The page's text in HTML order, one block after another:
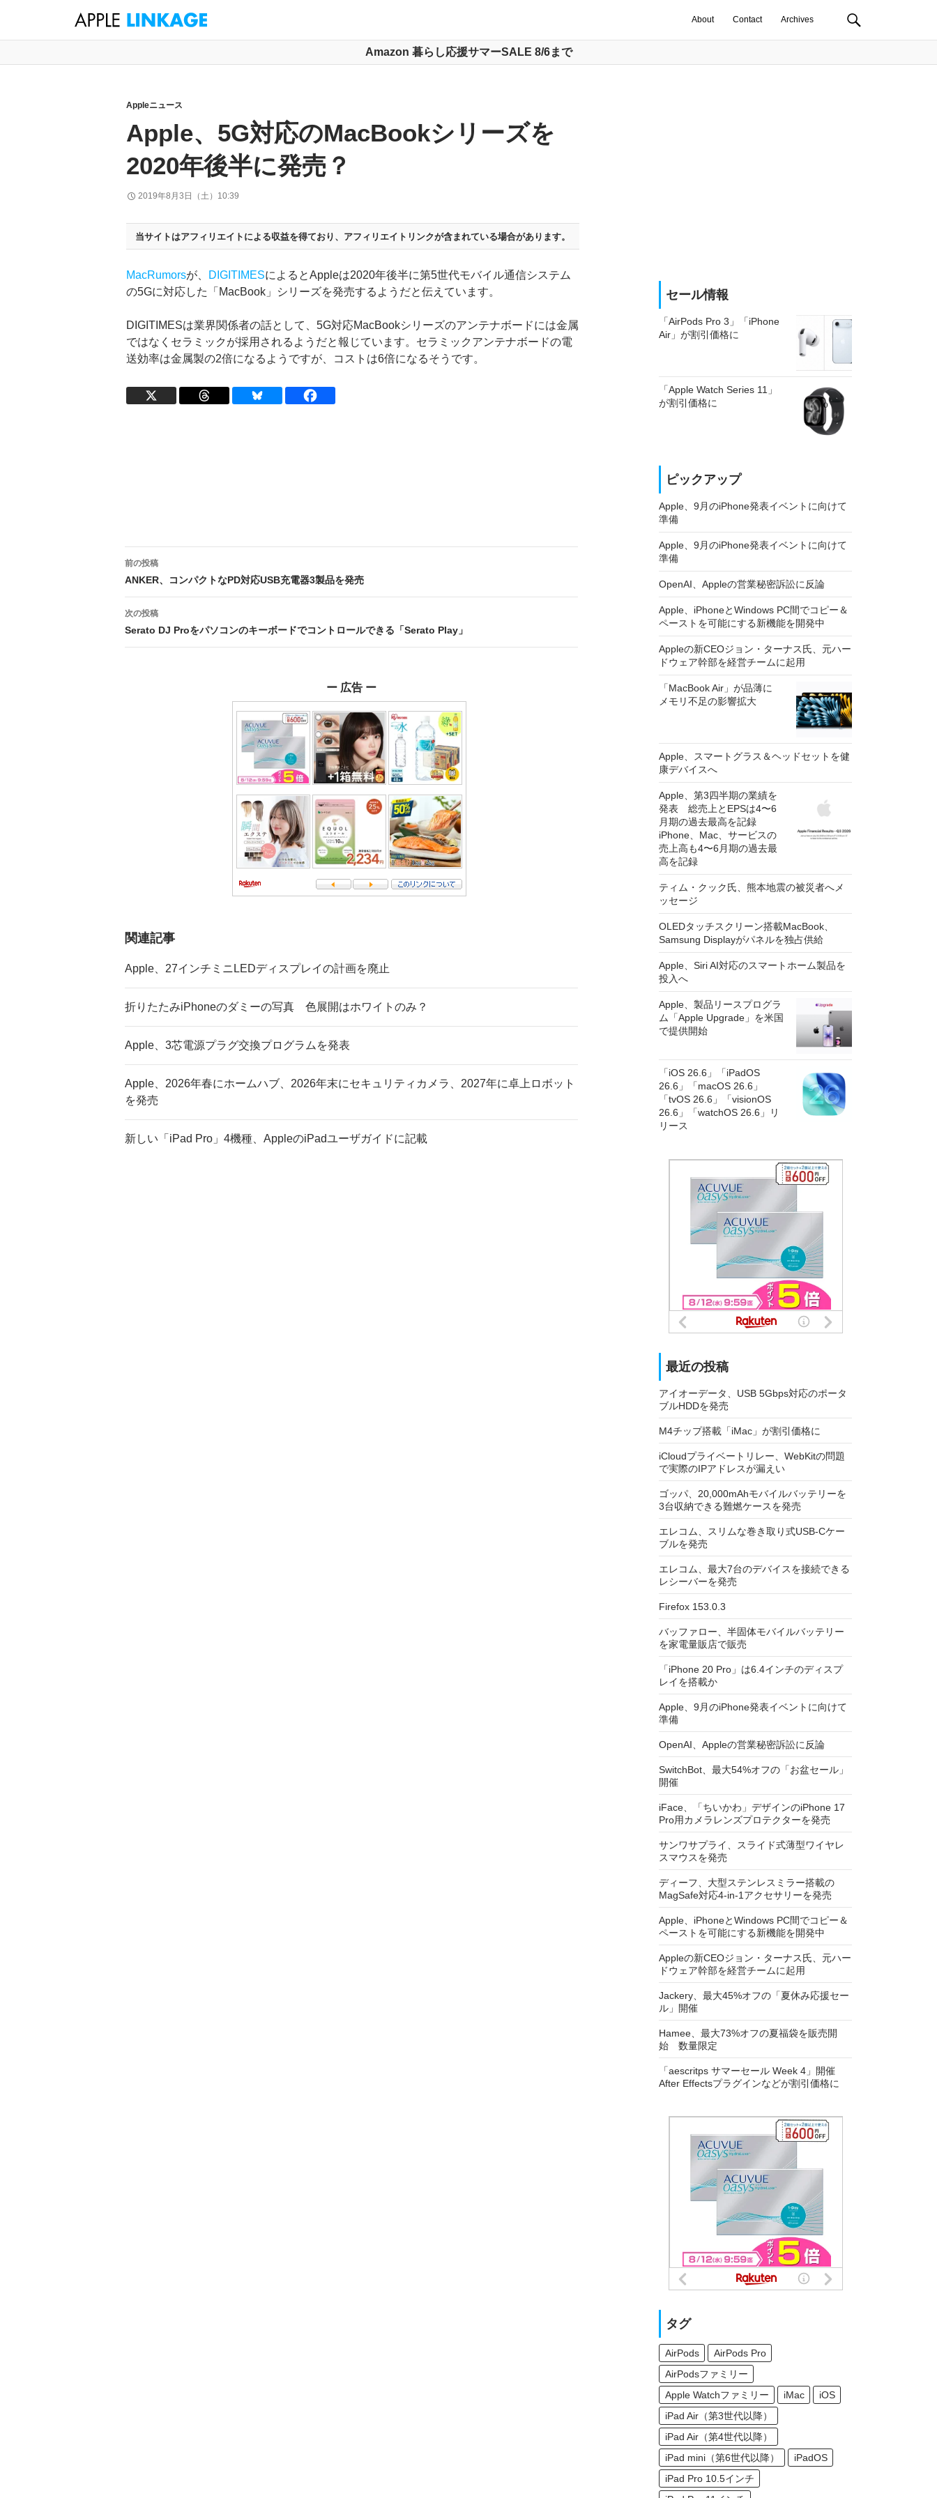
ン
About Contact Archives
Amazon 暮らし応援サマーSALE 8/6まで
Appleニュース
Apple、5G対応のMacBookシリーズを
2020年後半に発売？
2019年8月3日（土）10:39
当サイトはアフィリエイトによる収益を得ており、 アフィリエイトリンクが含まれている場合があります。
MacRumorsが、 DIGITIMESによるとAppleは2020年後半に第5世代モバイル通信システム
の5Gに対応した「MacBook」シリーズを発売するようだと伝えています。
DIGITIMESは業界関係者の話として、5G対応MacBookシリーズのアンテナボードには金属
ではなくセラミックが採用されるようだと報じています。セラミックアンテナボードの電
送効率は金属製の2倍になるようですが、コストは6倍になるそうです。
投
稿
ナ
ビ
前の投稿
ANKER、コンパクトなPD対応USB充電器3製品を発売
次の投稿
Serato DJ Proをパソコンのキーボードでコントロールできる「Serato Play」
ー 広告 ー
関連記事
Apple、27インチミニLEDディスプレイの計画を廃止
折りたたみiPhoneのダミーの写真 色展開はホワイトのみ？
Apple、3芯電源プラグ交換プログラムを発表
Apple、2026年春にホームハブ、2026年末にセキュリティカメラ、2027年に卓上ロボット
を発売
新しい「iPad Pro」4機種、AppleのiPadユーザガイドに記載
セール情報
「AirPods Pro 3」「iPhone
Air」が割引価格に
「Apple Watch Series 11」
が割引価格に
ピックアップ
Apple、9月のiPhone発表イベントに向けて
準備
Apple、9月のiPhone発表イベントに向けて
準備
OpenAI、Appleの営業秘密訴訟に反論
Apple、iPhoneとWindows PC間でコピー＆
ペーストを可能にする新機能を開発中
Appleの新CEOジョン・ターナス氏、元ハー
ドウェア幹部を経営チームに起用
「MacBook Air」が品薄に
メモリ不足の影響拡大
Apple、スマートグラス＆ヘッドセットを健
康デバイスへ
Apple、第3四半期の業績を
発表 総売上とEPSは4〜6
月期の過去最高を記録
iPhone、Mac、サービスの
売上高も4〜6月期の過去最
高を記録
ティム・クック氏、熊本地震の被災者へメ
ッセージ
OLEDタッチスクリーン搭載MacBook、
Samsung Displayがパネルを独占供給
Apple、Siri AI対応のスマートホーム製品を
投入へ
Apple、製品リースプログラ
ム「Apple Upgrade」を米国
で提供開始
「iOS 26.6」「iPadOS
26.6」「macOS 26.6」
「tvOS 26.6」「visionOS
26.6」「watchOS 26.6」リ
リース
最近の投稿
アイオーデータ、USB 5Gbps対応のポータ
ブルHDDを発売
M4チップ搭載「iMac」が割引価格に
iCloudプライベートリレー、WebKitの問題
で実際のIPアドレスが漏えい
ゴッパ、20,000mAhモバイルバッテリーを
3台収納できる難燃ケースを発売
エレコム、スリムな巻き取り式USB-Cケー
ブルを発売
エレコム、最大7台のデバイスを接続できる
レシーバーを発売
Firefox 153.0.3
バッファロー、半固体モバイルバッテリー
を家電量販店で販売
「iPhone 20 Pro」は6.4インチのディスプ
レイを搭載か
Apple、9月のiPhone発表イベントに向けて
準備
OpenAI、Appleの営業秘密訴訟に反論
SwitchBot、最大54%オフの「お盆セール」
開催
iFace、「ちいかわ」デザインのiPhone 17
Pro用カメラレンズプロテクターを発売
サンワサプライ、スライド式薄型ワイヤレ
スマウスを発売
ディーフ、大型ステンレスミラー搭載の
MagSafe対応4-in-1アクセサリーを発売
Apple、iPhoneとWindows PC間でコピー＆
ペーストを可能にする新機能を開発中
Appleの新CEOジョン・ターナス氏、元ハー
ドウェア幹部を経営チームに起用
Jackery、最大45%オフの「夏休み応援セー
ル」開催
Hamee、最大73%オフの夏福袋を販売開
始 数量限定
「aescritps サマーセール Week 4」開催
After Effectsプラグインなどが割引価格に
タグ
AirPods
AirPods Pro
AirPodsファミリー
Apple Watchファミリー
iMac
iOS
iPad Air（第3世代以降）
iPad Air（第4世代以降）
iPad mini（第6世代以降）
iPadOS
iPad Pro 10.5インチ